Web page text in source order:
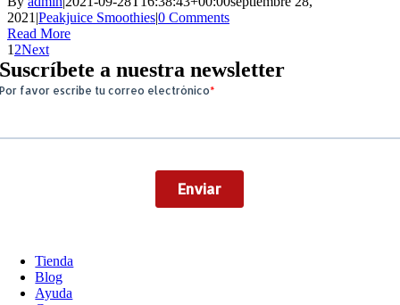
2021|Peakjuice Smoothies|0 Comments
Read More
12Next
Suscríbete a nuestra newsletter
Tienda
Blog
Ayuda